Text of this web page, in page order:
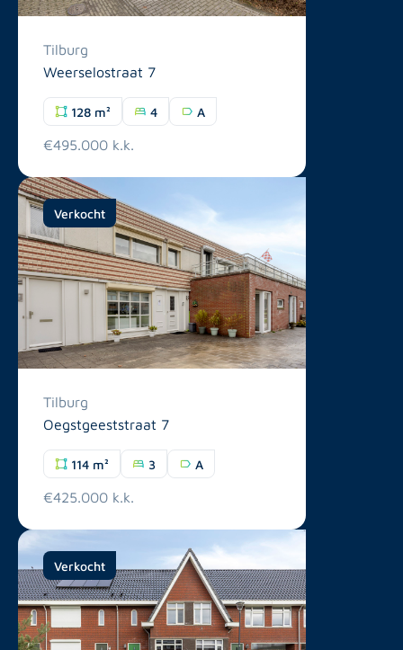
Tilburg
Weerselostraat 7
128 m² 4 A
€495.000 k.k.
Verkocht
Tilburg
Oegstgeeststraat 7
114 m² 3 A
€425.000 k.k.
Verkocht